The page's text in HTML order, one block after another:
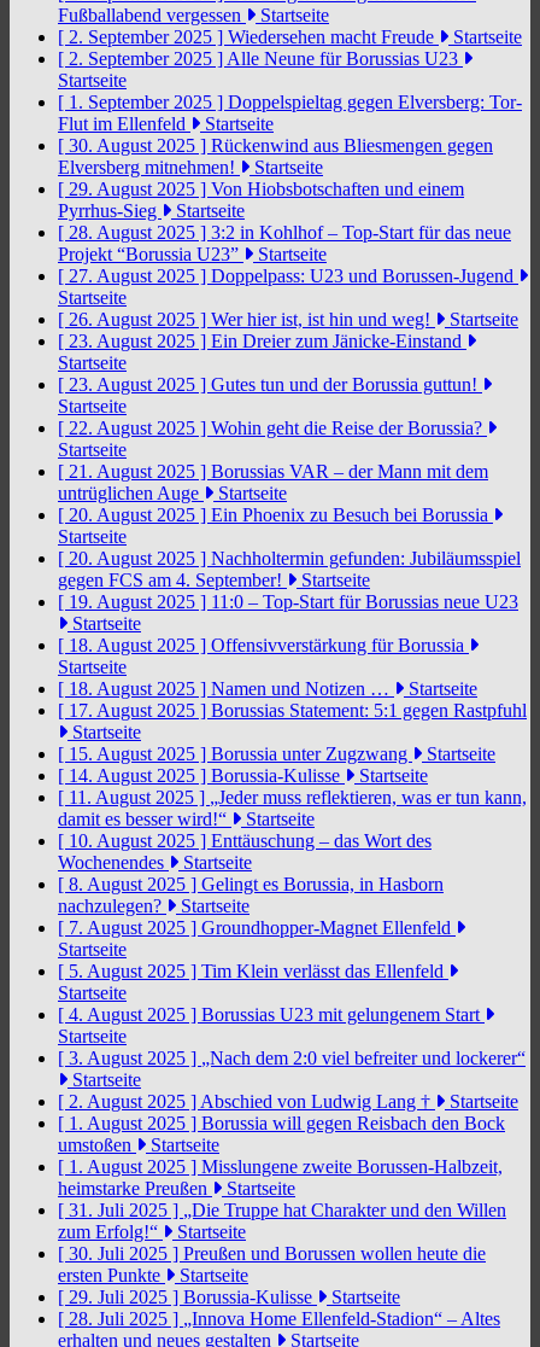
Fußballabend vergessen
Startseite
[ 2. September 2025 ] Wiedersehen macht Freude
Startseite
[ 2. September 2025 ] Alle Neune für Borussias U23
Startseite
[ 1. September 2025 ] Doppelspieltag gegen Elversberg: Tor-
Flut im Ellenfeld
Startseite
[ 30. August 2025 ] Rückenwind aus Bliesmengen gegen
Elversberg mitnehmen!
Startseite
[ 29. August 2025 ] Von Hiobsbotschaften und einem
Pyrrhus-Sieg
Startseite
[ 28. August 2025 ] 3:2 in Kohlhof – Top-Start für das neue
Projekt “Borussia U23”
Startseite
[ 27. August 2025 ] Doppelpass: U23 und Borussen-Jugend
Startseite
[ 26. August 2025 ] Wer hier ist, ist hin und weg!
Startseite
[ 23. August 2025 ] Ein Dreier zum Jänicke-Einstand
Startseite
[ 23. August 2025 ] Gutes tun und der Borussia guttun!
Startseite
[ 22. August 2025 ] Wohin geht die Reise der Borussia?
Startseite
[ 21. August 2025 ] Borussias VAR – der Mann mit dem
untrüglichen Auge
Startseite
[ 20. August 2025 ] Ein Phoenix zu Besuch bei Borussia
Startseite
[ 20. August 2025 ] Nachholtermin gefunden: Jubiläumsspiel
gegen FCS am 4. September!
Startseite
[ 19. August 2025 ] 11:0 – Top-Start für Borussias neue U23
Startseite
[ 18. August 2025 ] Offensivverstärkung für Borussia
Startseite
[ 18. August 2025 ] Namen und Notizen …
Startseite
[ 17. August 2025 ] Borussias Statement: 5:1 gegen Rastpfuhl
Startseite
[ 15. August 2025 ] Borussia unter Zugzwang
Startseite
[ 14. August 2025 ] Borussia-Kulisse
Startseite
[ 11. August 2025 ] „Jeder muss reflektieren, was er tun kann,
damit es besser wird!“
Startseite
[ 10. August 2025 ] Enttäuschung – das Wort des
Wochenendes
Startseite
[ 8. August 2025 ] Gelingt es Borussia, in Hasborn
nachzulegen?
Startseite
[ 7. August 2025 ] Groundhopper-Magnet Ellenfeld
Startseite
[ 5. August 2025 ] Tim Klein verlässt das Ellenfeld
Startseite
[ 4. August 2025 ] Borussias U23 mit gelungenem Start
Startseite
[ 3. August 2025 ] „Nach dem 2:0 viel befreiter und lockerer“
Startseite
[ 2. August 2025 ] Abschied von Ludwig Lang †
Startseite
[ 1. August 2025 ] Borussia will gegen Reisbach den Bock
umstoßen
Startseite
[ 1. August 2025 ] Misslungene zweite Borussen-Halbzeit,
heimstarke Preußen
Startseite
[ 31. Juli 2025 ] „Die Truppe hat Charakter und den Willen
zum Erfolg!“
Startseite
[ 30. Juli 2025 ] Preußen und Borussen wollen heute die
ersten Punkte
Startseite
[ 29. Juli 2025 ] Borussia-Kulisse
Startseite
[ 28. Juli 2025 ] „Innova Home Ellenfeld-Stadion“ – Altes
erhalten und neues gestalten
Startseite